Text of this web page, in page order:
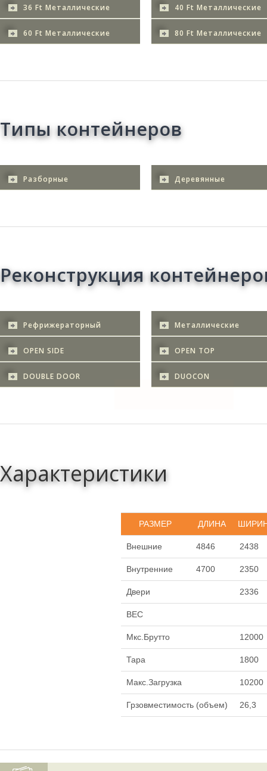
36 Ft Металлические 40 Ft Металлические
60 Ft Металлические 80 Ft Металлические
Типы контейнеров
Разборные Деревянные
Реконструкция
Рефрижераторный Металлические
OPEN SIDE OPEN TOP
DOUBLE DOOR DUOCON
Характеристики
РАЗМЕР ДЛИНА
Внешние 4846 2438
Внутренние 4700 2350
Двери 2336
ВЕС
Мкс.Брутто 12000
Тара 1800
Макс.Загрузка 10200
Грзовместимость (объем) 26,3